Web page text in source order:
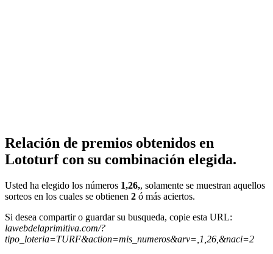
Relación de premios obtenidos en
Lototurf con su combinación elegida.
Usted ha elegido los números 1,26,, solamente se muestran aquellos
sorteos en los cuales se obtienen 2 ó más aciertos.
Si desea compartir o guardar su busqueda, copie esta URL:
lawebdelaprimitiva.com/?
tipo_loteria=TURF&action=mis_numeros&arv=,1,26,&naci=2